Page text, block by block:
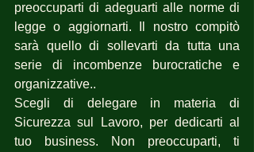
preoccuparti di adeguarti alle norme di
legge o aggiornarti. Il nostro compitò
sarà quello di sollevarti da tutta una
serie di incombenze burocratiche e
organizzative..
Scegli di delegare in materia di
Sicurezza sul Lavoro, per dedicarti al
tuo business. Non preoccuparti, ti